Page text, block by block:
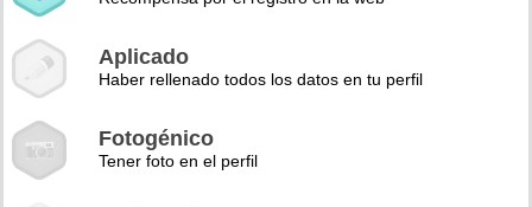
Aplicado
Haber rellenado todos los datos en tu perfil
Fotogénico
Tener foto en el perfil